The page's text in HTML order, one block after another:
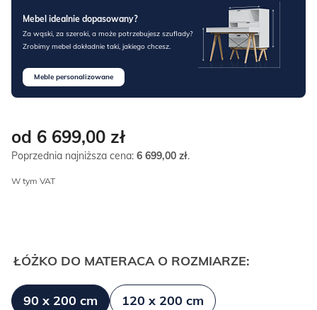
Mebel idealnie dopasowany?
Za wąski, za szeroki, a może potrzebujesz szuflady?
Zrobimy mebel dokładnie taki, jakiego chcesz.
Meble personalizowane
od 6 699,00 zł
Poprzednia najniższa cena: 6 699,00 zł.
W tym VAT
ŁÓŻKO DO MATERACA O ROZMIARZE:
90 x 200 cm 120 x 200 cm